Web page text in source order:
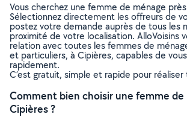
Vous cherchez une femme de ménage
Sélectionnez directement les offreurs de
postez votre demande auprès de tous les
proximité de votre localisation. AlloVoisins
relation avec toutes les femmes de
et particuliers, à Cipières, capables de
rapidement.
C’est gratuit, simple et rapide pour
Comment bien choisir une femme de
Cipières ?